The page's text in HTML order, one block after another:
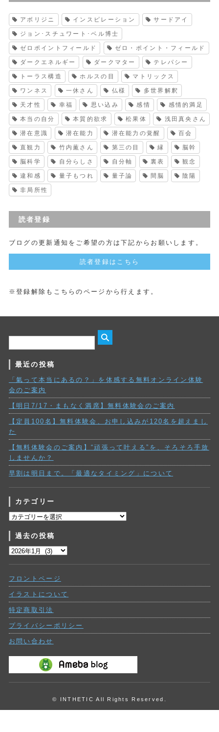
アボリジニ インスピレーション サードアイ
ジョン･スチュワート･ベル博士
ゼロポイントフィールド ゼロ・ポイント・フィールド
ダークエネルギー ダークマター テレパシー
トーラス構造 ホルスの目 マトリックス
ワンネス 一休さん 仏様 多世界解釈
天才性 幸福 思い込み 感情 感情的満足
本当の自分 本質的欲求 松果体 浅田真央さん
潜在意識 潜在能力 潜在能力の覚醒 百会
直観力 竹内薫さん 第三の目 縁 脳幹
脳科学 自分らしさ 自分軸 裏表 観念
違和感 量子もつれ 量子論 間脳 陰陽
非局所性
読者登録
ブログの更新通知をご希望の方は下記からお願いします。
読者登録はこちら
※登録解除もこちらのページから行えます。
最近の投稿
「氣って本当にあるの？」を体感する無料オンライン体験
会のご案内
【明日7/17・まもなく満席】無料体験会のご案内
【定員100名】無料体験会、お申し込みが120名を超えまし
た
【無料体験会のご案内】“頑張って叶える”を、そろそろ手放
しませんか？
早割は明日まで。「最適なタイミング」について
カテゴリー
カ
ゴ
リ
ー
過去の投稿
過
投
稿
フロントページ
イラストについて
特定商取引法
プライバシーポリシー
お問い合わせ
© INTHETIC All Rights Reserved.